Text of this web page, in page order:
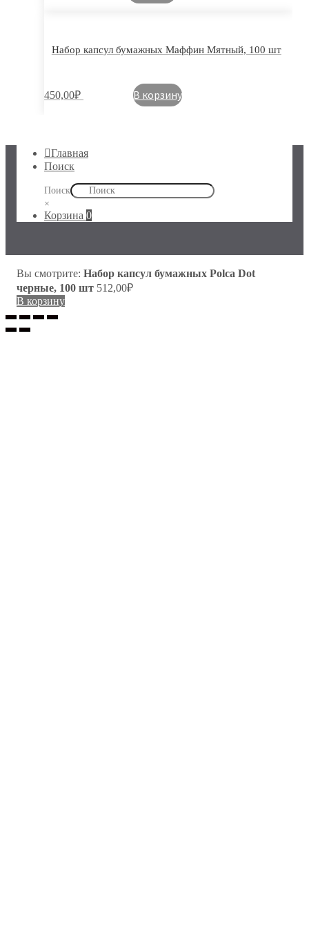
Набор капсул бумажных Маффин Мятный, 100 шт
450,00₽ В корзину
Главная
Поиск
Поиск
×
Корзина 0
Вы смотрите: Набор капсул бумажных Polca Dot
черные, 100 шт 512,00₽
В корзину